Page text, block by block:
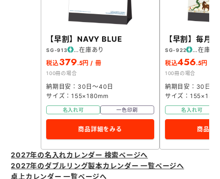
【早割】NAVY BLUE
SG-913
在庫あり
税込379.5円 / 冊
100冊の場合
納期目安：30日～40日
サイズ：155×180mm
名入れ可 一色印刷
商品詳細をみる
【早割】毎月
SG-922
在庫あ
税込456.5円 /
100冊の場合
納期目安：30日～
サイズ：
名入れ可
商品詳
2027年の名入れカレンダー 検索ページへ
2027年のダブルリング製本カレンダー 一覧ページへ
卓上カレンダー 一覧ページへ